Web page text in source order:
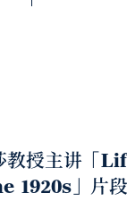
教授主讲
」片